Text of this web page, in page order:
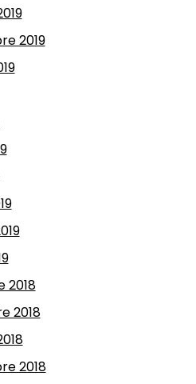
2019
2018
2018
2018